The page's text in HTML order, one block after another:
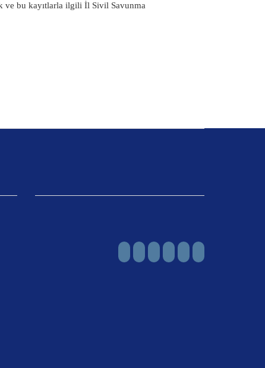
ve bu kayıtlarla ilgili İl Sivil Savunma